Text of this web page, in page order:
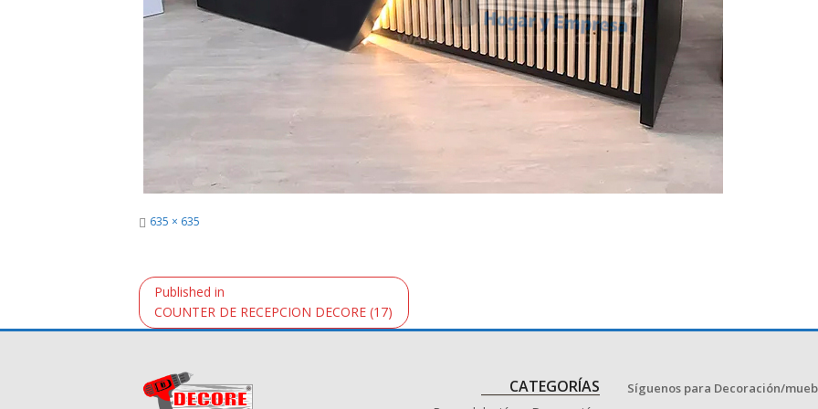
Full
635 × 635
Navegación
de
entradas
Published in
COUNTER DE RECEPCION DECORE (17)
CATEGORÍAS Síguenos para Decoración/